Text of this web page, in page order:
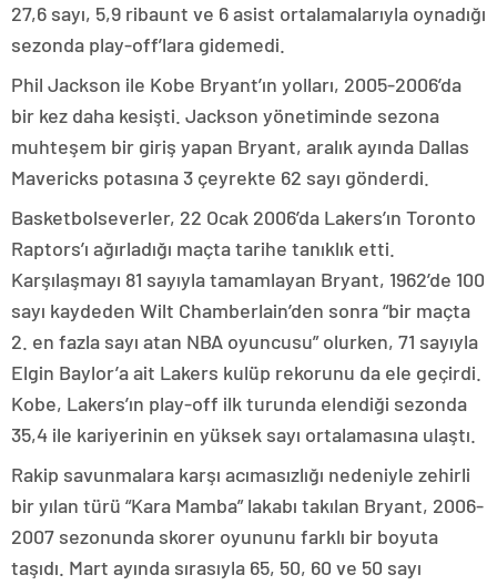
27,6 sayı, 5,9 ribaunt ve 6 asist ortalamalarıyla oynadığı
sezonda play-off’lara gidemedi.
Phil Jackson ile Kobe Bryant’ın yolları, 2005-2006’da
bir kez daha kesişti. Jackson yönetiminde sezona
muhteşem bir giriş yapan Bryant, aralık ayında Dallas
Mavericks potasına 3 çeyrekte 62 sayı gönderdi.
Basketbolseverler, 22 Ocak 2006’da Lakers’ın Toronto
Raptors’ı ağırladığı maçta tarihe tanıklık etti.
Karşılaşmayı 81 sayıyla tamamlayan Bryant, 1962’de 100
sayı kaydeden Wilt Chamberlain’den sonra “bir maçta
2. en fazla sayı atan NBA oyuncusu” olurken, 71 sayıyla
Elgin Baylor’a ait Lakers kulüp rekorunu da ele geçirdi.
Kobe, Lakers’ın play-off ilk turunda elendiği sezonda
35,4 ile kariyerinin en yüksek sayı ortalamasına ulaştı.
Rakip savunmalara karşı acımasızlığı nedeniyle zehirli
bir yılan türü “Kara Mamba” lakabı takılan Bryant, 2006-
2007 sezonunda skorer oyununu farklı bir boyuta
taşıdı. Mart ayında sırasıyla 65, 50, 60 ve 50 sayı